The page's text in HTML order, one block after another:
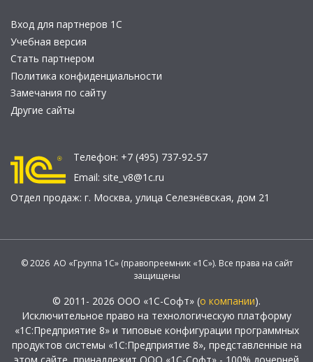
Вход для партнеров 1С
Учебная версия
Стать партнером
Политика конфиденциальности
Замечания по сайту
Другие сайты
Телефон: +7 (495) 737-92-57
Email: site_v8@1c.ru
Отдел продаж: г. Москва, улица Селезнёвская, дом 21
© 2026 АО «Группа 1С» (правопреемник «1С»). Все права на сайт
защищены
© 2011- 2026 ООО «1С-Софт» (о компании).
Исключительное право на технологическую платформу
«1С:Предприятие 8» и типовые конфигурации программных
продуктов системы «1С:Предприятие 8», представленные на